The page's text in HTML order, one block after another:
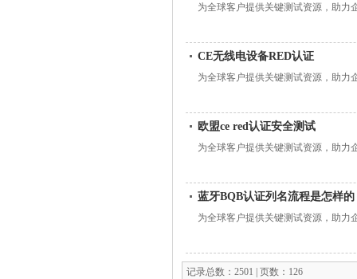
为全球客户提供关键测试资源，助力
CE无线电设备RED认证
为全球客户提供关键测试资源，助力
欧盟ce red认证安全测试
为全球客户提供关键测试资源，助力
蓝牙BQB认证列名流程是怎样的
为全球客户提供关键测试资源，助力
记录总数：2501 | 页数：126